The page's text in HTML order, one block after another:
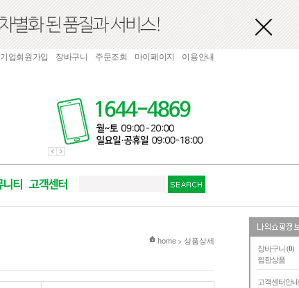
장바구니 (0)
찜한상품
고객센터안내
기업회원가입 장바구니 주문조회 마이페이지 이용안내
현재 위치
home > 상품상세